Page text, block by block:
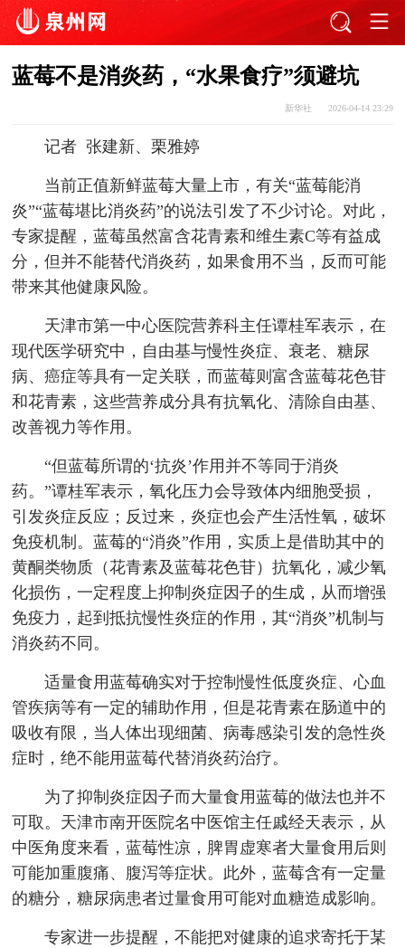
蓝莓不是消炎药，“水果食疗”须避坑
新华社 2026-04-14 23:29
记者 张建新、栗雅婷
当前正值新鲜蓝莓大量上市，有关“蓝莓能消
炎”“蓝莓堪比消炎药”的说法引发了不少讨论。对此，
专家提醒，蓝莓虽然富含花青素和维生素C等有益成
分，但并不能替代消炎药，如果食用不当，反而可能
带来其他健康风险。
天津市第一中心医院营养科主任谭桂军表示，在
现代医学研究中，自由基与慢性炎症、衰老、糖尿
病、癌症等具有一定关联，而蓝莓则富含蓝莓花色苷
和花青素，这些营养成分具有抗氧化、清除自由基、
改善视力等作用。
“但蓝莓所谓的‘抗炎’作用并不等同于消炎
药。”谭桂军表示，氧化压力会导致体内细胞受损，
引发炎症反应；反过来，炎症也会产生活性氧，破坏
免疫机制。蓝莓的“消炎”作用，实质上是借助其中的
黄酮类物质（花青素及蓝莓花色苷）抗氧化，减少氧
化损伤，一定程度上抑制炎症因子的生成，从而增强
免疫力，起到抵抗慢性炎症的作用，其“消炎”机制与
消炎药不同。
适量食用蓝莓确实对于控制慢性低度炎症、心血
管疾病等有一定的辅助作用，但是花青素在肠道中的
吸收有限，当人体出现细菌、病毒感染引发的急性炎
症时，绝不能用蓝莓代替消炎药治疗。
为了抑制炎症因子而大量食用蓝莓的做法也并不
可取。天津市南开医院名中医馆主任戚经天表示，从
中医角度来看，蓝莓性凉，脾胃虚寒者大量食用后则
可能加重腹痛、腹泻等症状。此外，蓝莓含有一定量
的糖分，糖尿病患者过量食用可能对血糖造成影响。
专家进一步提醒，不能把对健康的追求寄托于某